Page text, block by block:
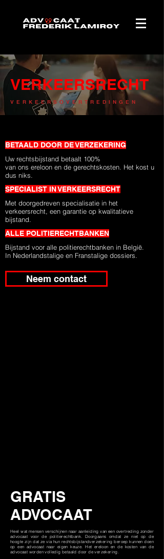
VERKEERSRECHT
VERKEERSOVERTREDINGEN
BETAALD DOOR DE VERZEKERING
Uw rechtsbijstand betaalt 100%
van ons ereloon en de gerechtskosten. Het kost u
dus niks.
SPECIALIST IN VERKEERSRECHT
Met doorgedreven specialisatie in het
verkeersrecht, een garantie op kwalitatieve
bijstand.
ALLE POLITIERECHTBANKEN
Bijstand voor alle politierechtbanken in België.
In Nederlandstalige en Franstalige dossiers.
Neem contact
GRATIS
ADVOCAAT
Heel wat mensen verschijnen naar aanleiding van een overtreding zonder
advocaat voor de politierechtbank. Doorgaans omdat ze niet op de
hoogte zijn dat ze via hun rechtsbijstandverzekering beroep kunnen doen
op een advocaat naar eigen keuze. Het ereloon en de kosten van de
advocaat worden volledig betaald door de verzekering.